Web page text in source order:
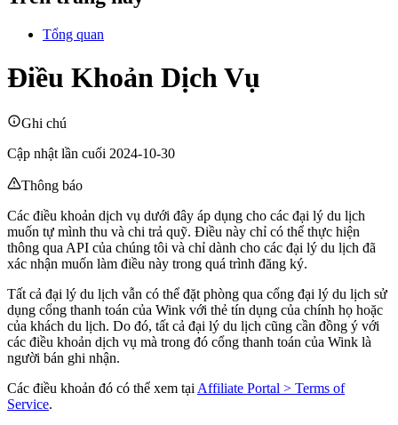
Tổng quan
Điều Khoản Dịch Vụ
Ghi chú
Cập nhật lần cuối 2024-10-30
Thông báo
Các điều khoản dịch vụ dưới đây áp dụng cho các đại lý du lịch
muốn tự mình thu và chi trả quỹ. Điều này chỉ có thể thực hiện
thông qua API của chúng tôi và chỉ dành cho các đại lý du lịch đã
xác nhận muốn làm điều này trong quá trình đăng ký.
Tất cả đại lý du lịch vẫn có thể đặt phòng qua cổng đại lý du lịch sử
dụng cổng thanh toán của Wink với thẻ tín dụng của chính họ hoặc
của khách du lịch. Do đó, tất cả đại lý du lịch cũng cần đồng ý với
các điều khoản dịch vụ mà trong đó cổng thanh toán của Wink là
người bán ghi nhận.
Các điều khoản đó có thể xem tại Affiliate Portal > Terms of
Service.